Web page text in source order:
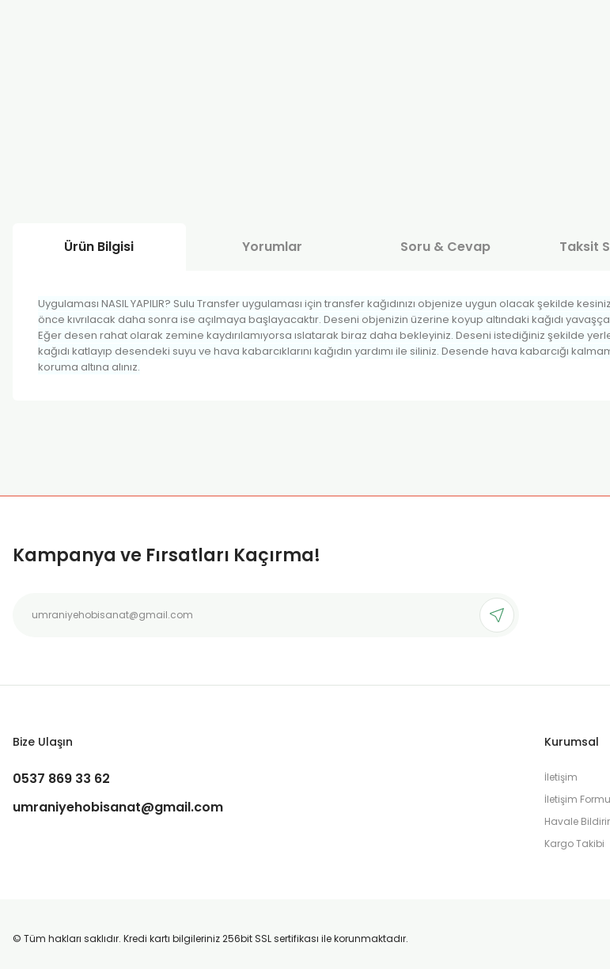
Ürün Bilgisi Yorumlar Soru & Cevap Taksit
Uygulaması NASIL YAPILIR? Sulu Transfer uygulaması için transfer kağıdınızı objenize uygun olacak şekilde
önce kıvrılacak daha sonra ise açılmaya başlayacaktır. Deseni objenizin üzerine koyup altındaki kağıdı
Eğer desen rahat olarak zemine kaydırılamıyorsa ıslatarak biraz daha bekleyiniz. Deseni istediğiniz şekilde
kağıdı katlayıp desendeki suyu ve hava kabarcıklarını kağıdın yardımı ile siliniz. Desende hava kabarcığı
koruma altına alınız.
Ürün fiyatı diğer sitelerden daha pahalı.
Kampanya ve Fırsatları Kaçırma!
Bize Ulaşın
0537 869 33 62
umraniyehobisanat@gmail.com
Kurumsal
İletişim
İletişim Formu
Havale
Kargo Takibi
© Tüm hakları saklıdır. Kredi kartı bilgileriniz 256bit SSL sertifikası ile korunmaktadır.